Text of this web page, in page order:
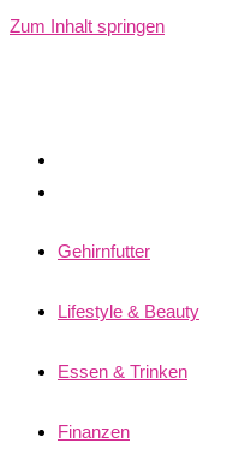
Zum Inhalt springen
Gehirnfutter
Lifestyle & Beauty
Essen & Trinken
Finanzen